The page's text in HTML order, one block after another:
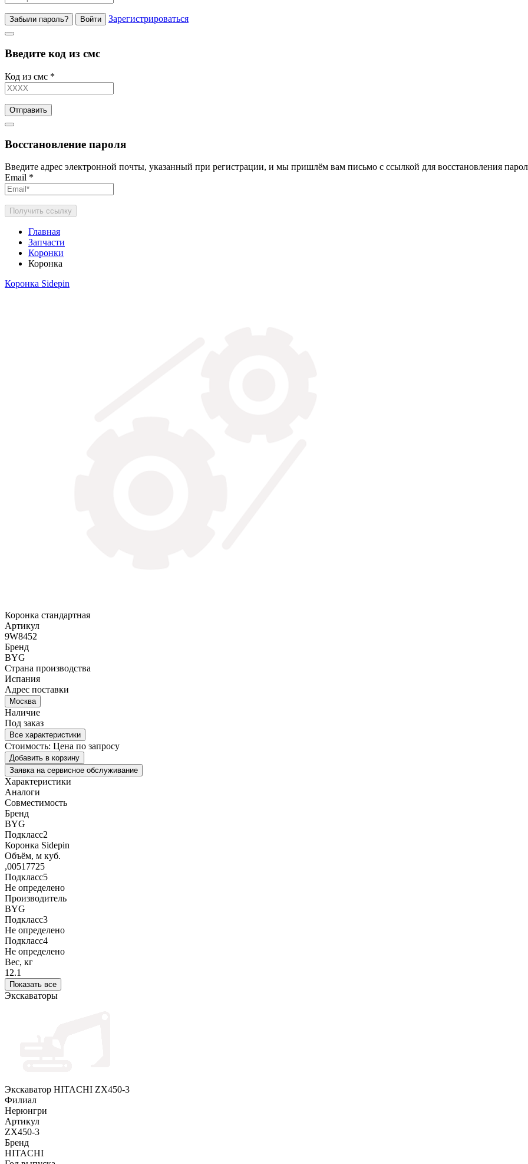
Забыли пароль? Войти Зарегистрироваться
Введите код из смс
Код из смс *
Отправить
Восстановление пароля
Введите адрес электронной почты, указанный при регистрации, и мы пришлём вам письмо с ссылкой для восстановления
Email *
Получить ссылку
Главная
Запчасти
Коронки
Коронка
Коронка Sidepin
Коронка стандартная
Артикул
9W8452
Бренд
BYG
Страна производства
Испания
Адрес поставки
Москва
Наличие
Под заказ
Все характеристики
Стоимость: Цена по запросу
Добавить в корзину
Заявка на сервисное обслуживание
Характеристики
Аналоги
Совместимость
Бренд
BYG
Подкласс2
Коронка Sidepin
Объём, м куб.
,00517725
Подкласс5
Не определено
Производитель
BYG
Подкласс3
Не определено
Подкласс4
Не определено
Вес, кг
12.1
Показать все
Экскаваторы
Экскаватор HITACHI ZX450-3
Филиал
Нерюнгри
Артикул
ZX450-3
Бренд
HITACHI